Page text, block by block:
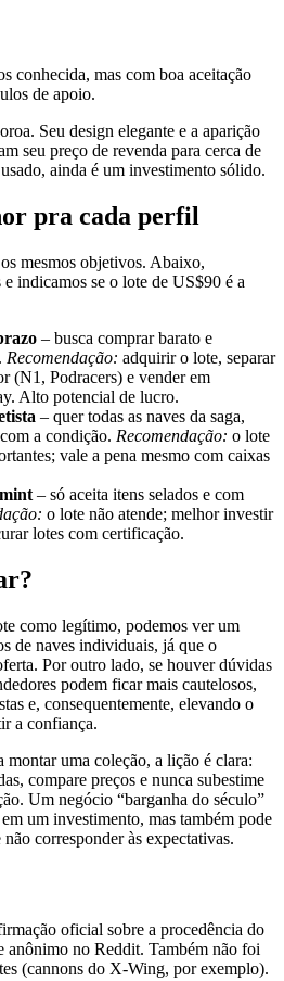
conhecida, mas com boa aceitação
de apoio.
Seu design elegante e a aparição
seu preço de revenda para cerca de
ainda é um investimento sólido.
pra cada perfil
mesmos objetivos. Abaixo,
indicamos se o lote de US$90 é a
– busca comprar barato e
Recomendação: adquirir o lote, separar
(N1, Podracers) e vender em
Alto potencial de lucro.
– quer todas as naves da saga,
a condição. Recomendação: o lote
vale a pena mesmo com caixas
– só aceita itens selados e com
o lote não atende; melhor investir
lotes com certificação.
como legítimo, podemos ver um
de naves individuais, já que o
Por outro lado, se houver dúvidas
podem ficar mais cautelosos,
e, consequentemente, elevando o
a confiança.
montar uma coleção, a lição é clara:
compare preços e nunca subestime
Um negócio “barganha do século”
um investimento, mas também pode
corresponder às expectativas.
oficial sobre a procedência do
anônimo no Reddit. Também não foi
(cannons do X‑Wing, por exemplo).